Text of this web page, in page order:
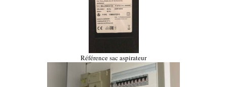
Référence sac aspirateur